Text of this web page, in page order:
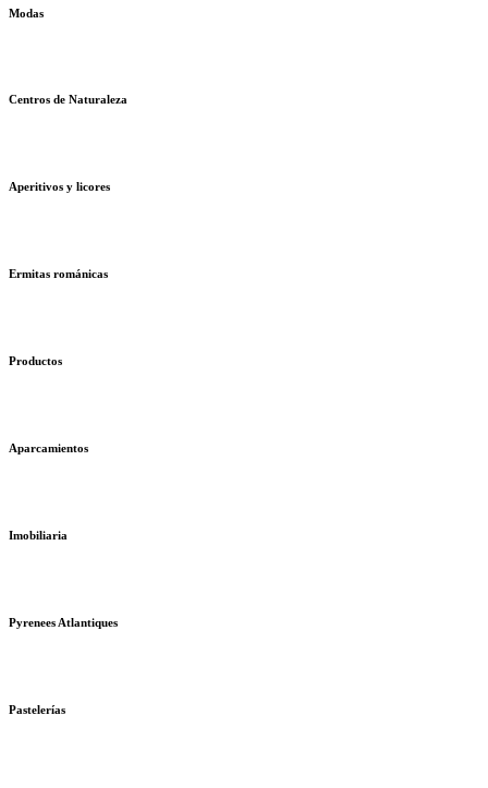
Modas
Centros de Naturaleza
Aperitivos y licores
Ermitas románicas
Productos
Aparcamientos
Imobiliaria
Pyrenees Atlantiques
Pastelerías